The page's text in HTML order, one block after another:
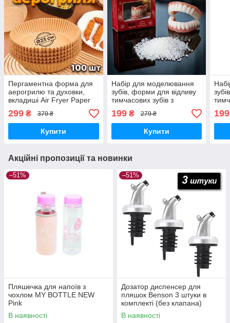
Пергаментна форма для
аерогрилю та духовки,
вкладиші Air Fryer Paper
Liners для випікання
23х4.5см, кругла, 100шт.
299 ₴ 379 ₴
Купити
Набір для моделювання
зубів, форми для відливу
тимчасових зубів з
полімеру YAGOO Tooth
Mold Kit (верх та низ)
199₴ 279 ₴
Купити
199
Акційні пропозиції та новинки
–51%
Пляшечка для напоїв з
чохлом MY BOTTLE NEW
Pink
В наявності
–51%
Дозатор диспенсер для
пляшок Benson 3 штуки в
комплекті (без клапана)
В наявності